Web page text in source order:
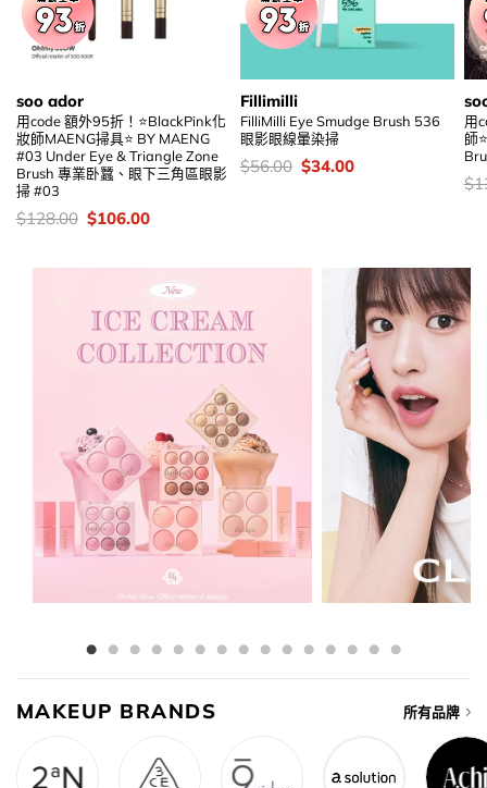
soo ador
用code 額外95折！⭐BlackPink化
妝師MAENG掃具⭐ BY MAENG
#03 Under Eye & Triangle Zone
Brush 專業卧蠶、眼下三角區眼影
掃 #03
價
$128.00 Original
$128.00.
$106.00Current
$106.00.
Fillimilli
FilliMilli Eye Smudge Brush 536
眼影眼線暈染掃
價
$56.00 Original
$34.00Current
用
師
價
$
MAKEUP BRANDS 所有品牌